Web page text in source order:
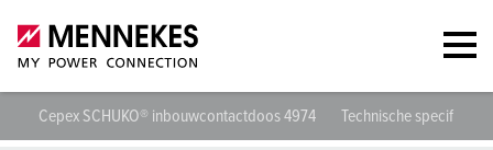
Cepex SCHUKO® inbouwcontactdoos 4974 Technische specificaties